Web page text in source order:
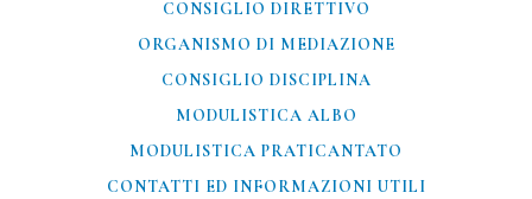
CONSIGLIO DIRETTIVO
ORGANISMO DI MEDIAZIONE
CONSIGLIO DISCIPLINA
MODULISTICA ALBO
MODULISTICA PRATICANTATO
CONTATTI ED INFORMAZIONI UTILI​